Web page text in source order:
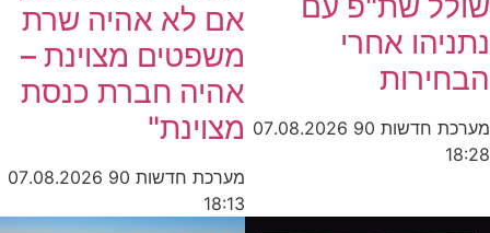
נתניהו אחרי
הבחירות
מערכת חדשות 90
07.08.2026
18:28
אם לא אהיה שרת
משפטים מצוינת –
אהיה חברת כנסת
מצוינת"
מערכת חדשות 90
07.08.2026
18:13